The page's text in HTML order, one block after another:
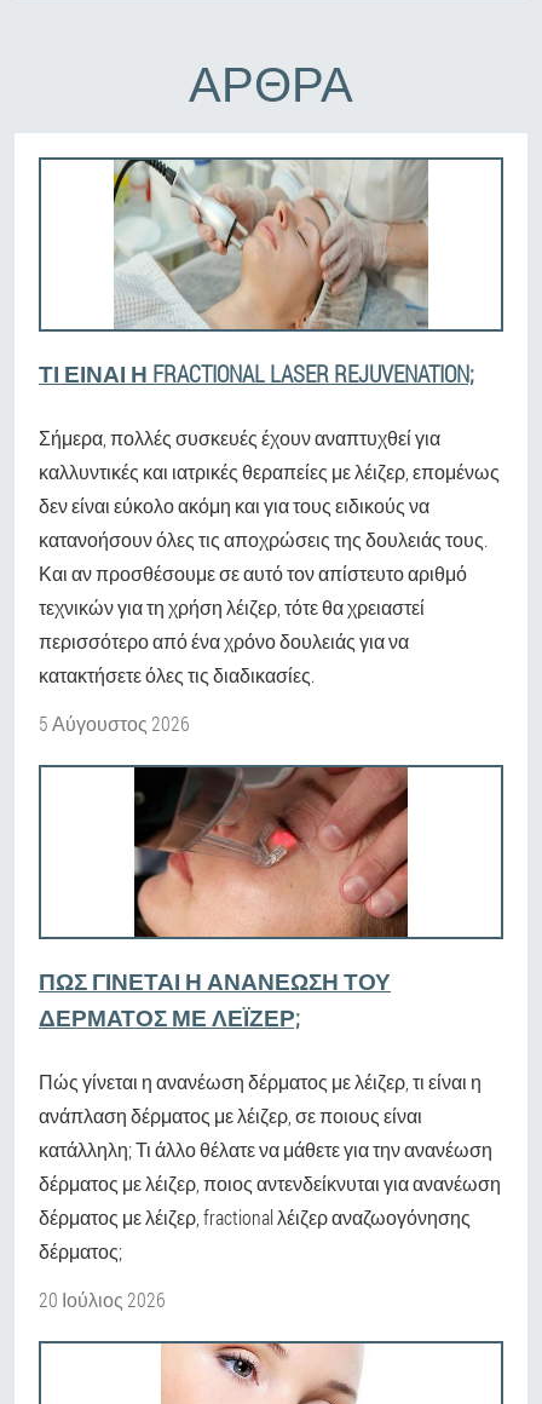
ΆΡΘΡΑ
ΤΙ ΕΊΝΑΙ Η FRACTIONAL LASER REJUVENATION;
Σήμερα, πολλές συσκευές έχουν αναπτυχθεί για
καλλυντικές και ιατρικές θεραπείες με λέιζερ, επομένως
δεν είναι εύκολο ακόμη και για τους ειδικούς να
κατανοήσουν όλες τις αποχρώσεις της δουλειάς τους.
Και αν προσθέσουμε σε αυτό τον απίστευτο αριθμό
τεχνικών για τη χρήση λέιζερ, τότε θα χρειαστεί
περισσότερο από ένα χρόνο δουλειάς για να
κατακτήσετε όλες τις διαδικασίες.
5 Αύγουστος 2026
ΠΏΣ ΓΊΝΕΤΑΙ Η ΑΝΑΝΈΩΣΗ ΤΟΥ
ΔΈΡΜΑΤΟΣ ΜΕ ΛΈΙΖΕΡ;
Πώς γίνεται η ανανέωση δέρματος με λέιζερ, τι είναι η
ανάπλαση δέρματος με λέιζερ, σε ποιους είναι
κατάλληλη; Τι άλλο θέλατε να μάθετε για την ανανέωση
δέρματος με λέιζερ, ποιος αντενδείκνυται για ανανέωση
δέρματος με λέιζερ, fractional λέιζερ αναζωογόνησης
δέρματος;
20 Ιούλιος 2026